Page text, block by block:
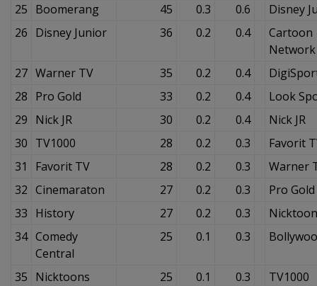
25 Boomerang 45 0.3 0.6
Disney
26 Disney Junior 36 0.2 0.4
Cartoon
Network
27 Warner TV 35 0.2 0.4
28 Pro Gold 33 0.2 0.4
Look
29 Nick JR 30 0.2 0.4
Nick JR
30 TV1000 28 0.2 0.3
Favorit
31
Favorit TV 28 0.2 0.3
Warner
32 Cinemaraton 27 0.2 0.3
Pro Gold
33 History 27 0.2 0.3
34 Comedy
Central
25 0.1 0.3
35 Nicktoons 25 0.1 0.3
TV1000